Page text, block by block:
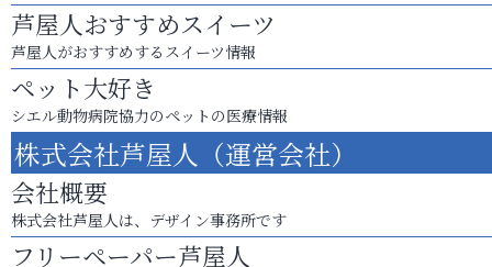
芦屋人おすすめスイーツ
芦屋人がおすすめするスイーツ情報
ペット大好き
シエル動物病院協力のペットの医療情報
株式会社芦屋人（運営会社）
会社概要
株式会社芦屋人は、デザイン事務所です
フリーペーパー芦屋人